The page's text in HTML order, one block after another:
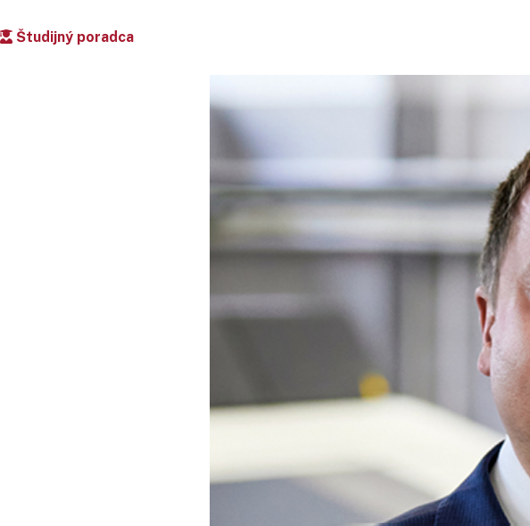
Študijný poradca